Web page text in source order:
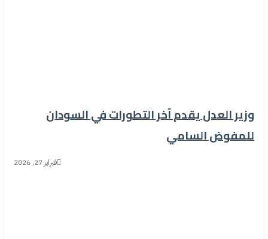
وزير العدل يقدم آخر التطورات في السودان
للمفوض السامي
فبراير 27, 2026